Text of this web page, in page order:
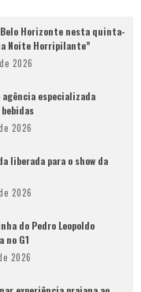
Horizonte nesta quinta-
Noite Horripilante”
2026
especializada
2026
liberada para o show da
2026
do Pedro Leopoldo
no G1
2026